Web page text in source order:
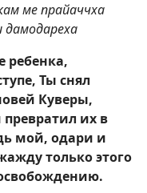
ме прайаччха
ребенка,
Ты снял
Куверы,
их в
мой, одари и
только этого